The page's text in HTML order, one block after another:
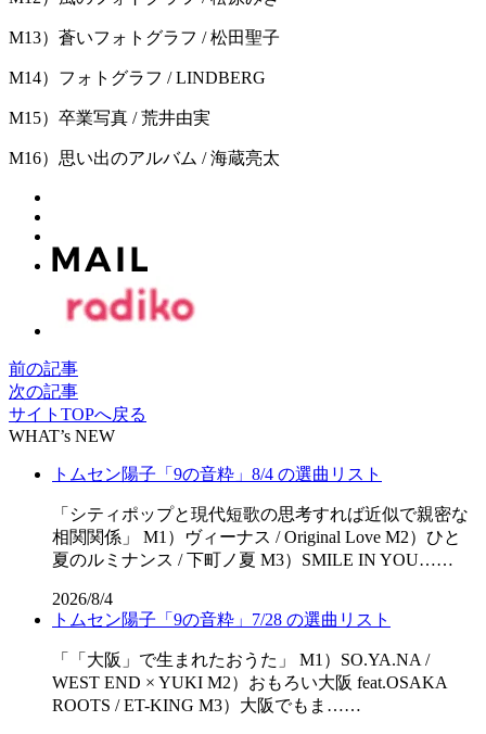
M13）蒼いフォトグラフ / 松田聖子
M14）フォトグラフ / LINDBERG
M15）卒業写真 / 荒井由実
M16）思い出のアルバム / 海蔵亮太
前の記事
次の記事
サイトTOPへ戻る
WHAT’s NEW
トムセン陽子「9の音粋」8/4 の選曲リスト
「シティポップと現代短歌の思考すれば近似で親密な
相関関係」 M1）ヴィーナス / Original Love M2）ひと
夏のルミナンス / 下町ノ夏 M3）SMILE IN YOU……
2026/8/4
トムセン陽子「9の音粋」7/28 の選曲リスト
「「⼤阪」で⽣まれたおうた」 M1）SO.YA.NA /
WEST END × YUKI M2）おもろい大阪 feat.OSAKA
ROOTS / ET-KING M3）大阪でもま……